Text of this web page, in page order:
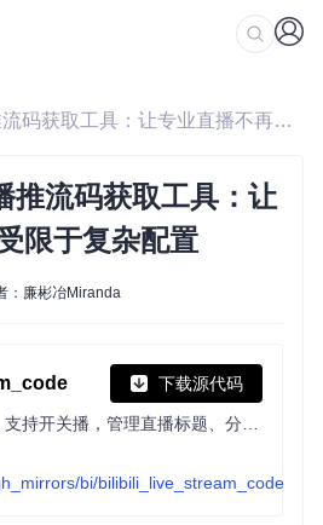
/ 颠覆式B站直播推流码获取工具：让专业直播不再受限于复杂配置
推流码获取工具：让
限于复杂配置
：廉彬冶Miranda
下载源代码
bi/bilibili_live_stream_code